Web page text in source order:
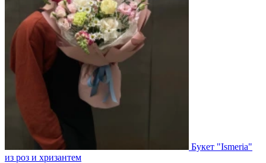
Букет "Ismeria"
из роз и хризантем